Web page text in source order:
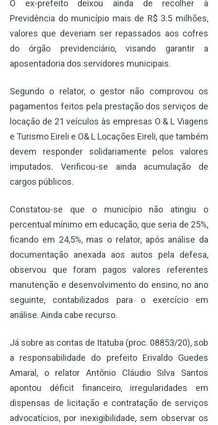
O ex-prefeito deixou ainda de recolher à
Previdência do município mais de R$ 3.5 milhões,
valores que deveriam ser repassados aos cofres
do órgão previdenciário, visando garantir a
aposentadoria dos servidores municipais.
Segundo o relator, o gestor não comprovou os
pagamentos feitos pela prestação dos serviços de
locação de 21 veículos às empresas O & L Viagens
e Turismo Eireli e O& L Locações Eireli, que também
devem responder solidariamente pelos valores
imputados. Verificou-se ainda acumulação de
cargos públicos.
Constatou-se que o município não atingiu o
percentual mínimo em educação, que seria de 25%,
ficando em 24,5%, mas o relator, após análise da
documentação anexada aos autos pela defesa,
observou que foram pagos valores referentes
manutenção e desenvolvimento do ensino, no ano
seguinte, contabilizados para o exercício em
análise. Ainda cabe recurso.
Já sobre as contas de Itatuba (proc. 08853/20), sob
a responsabilidade do prefeito Erivaldo Guedes
Amaral, o relator Antônio Cláudio Silva Santos
apontou déficit financeiro, irregularidades em
dispensas de licitação e contratação de serviços
advocatícios, por inexigibilidade, sem observar os